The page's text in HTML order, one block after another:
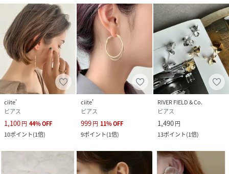
ciite'
ピアス
1,100円 44%OFF
10ポイント(1倍)
ciite'
ピアス
999円 11%OFF
9ポイント(1倍)
RIVER FIELD & Co.
ピアス
1,490円
13ポイント(1倍)